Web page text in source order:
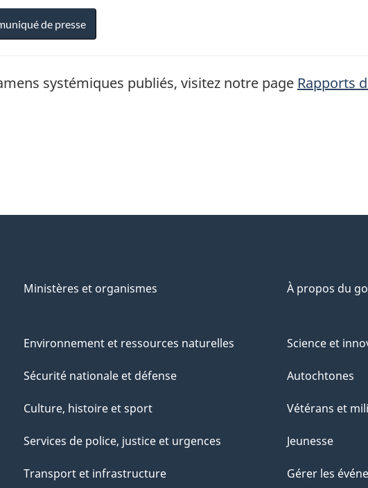
de presse
systémiques publiés, visitez notre page Rapports
Ministères et organismes À propos du
Environnement et ressources naturelles
Sécurité nationale et défense
Culture, histoire et sport
Services de police, justice et urgences
Transport et infrastructure
Science et
Autochtones
Vétérans et
Jeunesse
Gérer les